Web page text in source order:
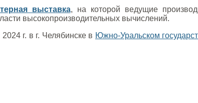
выставка, на которой ведущие
высокопроизводительных вычислений.
г. в г. Челябинске в Южно-Уральском